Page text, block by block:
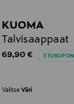
KUOMA
Talvisaappaat
Original Price
69,90 €
ValitseVäri